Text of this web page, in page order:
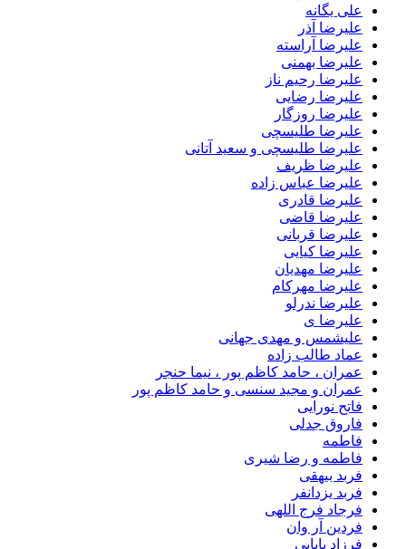
علی یگانه
علیرضا آذر
علیرضا آراسته
علیرضا بهمنی
علیرضا رحیم ناز
علیرضا رضایی
علیرضا روزگار
علیرضا طلیسچی
علیرضا طلیسچی و سعید آتانی
علیرضا ظریف
علیرضا عباس زاده
علیرضا قادری
علیرضا قاضی
علیرضا قربانی
علیرضا کیایی
علیرضا مهدیان
علیرضا مهرکام
علیرضا ندرلو
علیرضا ی
علیشمس و مهدی جهانی
عماد طالب زاده
عمران ، حامد کاظم پور ، نیما حنجر
عمران و مجید سنسی و حامد کاظم پور
فاتح نورایی
فاروق جدلی
فاطمه
فاطمه و رضا شیری
فربد بیهقی
فربد یزدانفر
فرجاد فرج اللهی
فردین آر وان
فرزاد بابایی